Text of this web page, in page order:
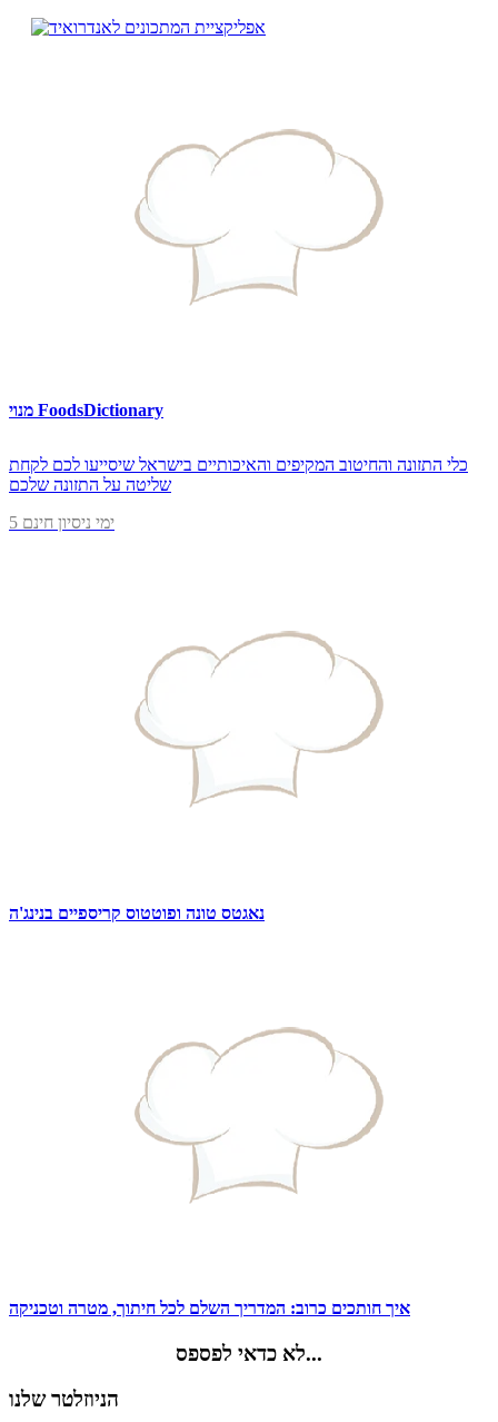
מנוי FoodsDictionary
כלי התזונה והחיטוב המקיפים והאיכותיים בישראל שיסייעו לכם לקחת
שליטה על התזונה שלכם
5 ימי ניסיון חינם
נאגטס טונה ופוטטוס קריספיים בנינג'ה
איך חותכים כרוב: המדריך השלם לכל חיתוך, מטרה וטכניקה
לא כדאי לפספס...
הניוזלטר שלנו